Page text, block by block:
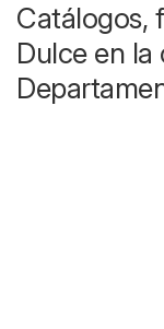
Catálogos,
Dulce en la